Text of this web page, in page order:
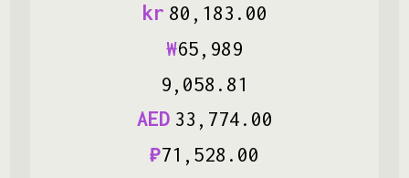
kr 80 , 183 . 00
₩65, 989
9, 058 . 81
AED 33 , 774. 00
₽71 , 528 . 00